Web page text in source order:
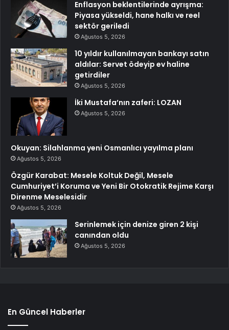
Enflasyon beklentilerinde ayrışma:
Piyasa yükseldi, hane halkı ve reel
sektör geriledi
Ağustos 5, 2026
10 yıldır kullanılmayan bankayı satın
aldılar: Servet ödeyip ev haline
getirdiler
Ağustos 5, 2026
İki Mustafa’nın zaferi: LOZAN
Ağustos 5, 2026
Okuyan: Silahlanma yeni Osmanlıcı yayılma planı
Ağustos 5, 2026
Özgür Karabat: Mesele Koltuk Değil, Mesele
Cumhuriyet’i Koruma ve Yeni Bir Otokratik Rejime Karşı
Direnme Meselesidir
Ağustos 5, 2026
Serinlemek için denize giren 2 kişi
canından oldu
Ağustos 5, 2026
En Güncel Haberler